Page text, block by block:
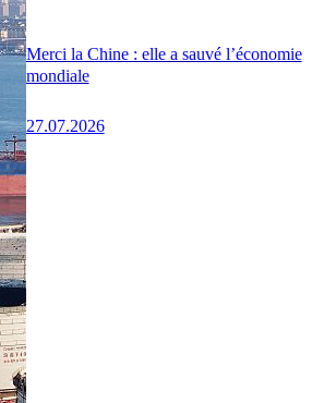
Merci la Chine : elle a sauvé l’économie
mondiale
27.07.2026